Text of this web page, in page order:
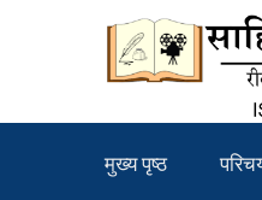
मुख्य पृष्ठ